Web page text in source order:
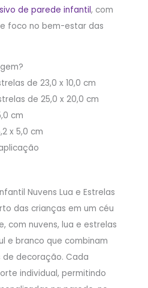
de parede infantil, com
foco no bem-estar das
de 23,0 x 10,0 cm
de 25,0 x 20,0 cm
cm
x 5,0 cm
Nuvens Lua e Estrelas
das crianças em um céu
com nuvens, lua e estrelas
e branco que combinam
decoração. Cada
individual, permitindo